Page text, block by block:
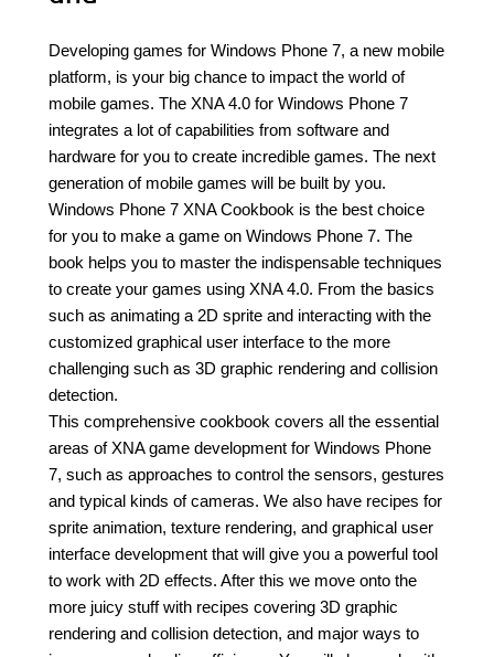
Developing games for Windows Phone 7, a new mobile
platform, is your big chance to impact the world of
mobile games. The XNA 4.0 for Windows Phone 7
integrates a lot of capabilities from software and
hardware for you to create incredible games. The next
generation of mobile games will be built by you.
Windows Phone 7 XNA Cookbook is the best choice
for you to make a game on Windows Phone 7. The
book helps you to master the indispensable techniques
to create your games using XNA 4.0. From the basics
such as animating a 2D sprite and interacting with the
customized graphical user interface to the more
challenging such as 3D graphic rendering and collision
detection.
This comprehensive cookbook covers all the essential
areas of XNA game development for Windows Phone
7, such as approaches to control the sensors, gestures
and typical kinds of cameras. We also have recipes for
sprite animation, texture rendering, and graphical user
interface development that will give you a powerful tool
to work with 2D effects. After this we move onto the
more juicy stuff with recipes covering 3D graphic
rendering and collision detection, and major ways to